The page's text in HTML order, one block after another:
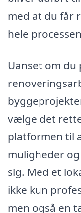
med at du får
hele
Uanset om
vælge det
platformen til
muligheder
sig. Med et
ikke kun
men også en